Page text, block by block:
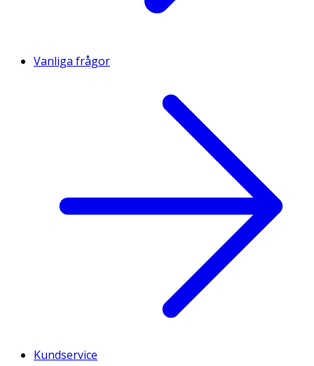
Vanliga frågor
Kundservice